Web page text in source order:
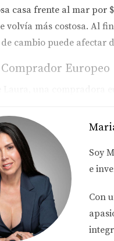
casa frente al mar por
volvía más costosa. Al
cambio puede afectar
Europeo
para invertir
para alquilar la
desfavorables.
Local
a Carlos, un
a las fluctuaciones del
Cuando la economía se
Soy
e
Con